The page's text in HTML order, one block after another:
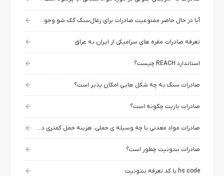
آیا در حال حاضر ممنوعیت صادرات برای زغال‌سنگ کک شو وجود دارد؟
تعرفه صادرات مقره های سرامیکی از ایران به عراق
استاندارد REACH چیست؟
صادرات سنگ به چه شکل هایی امکان پذیر است؟
صادرات باریت چگونه است؟
صادرات مواد معدنی با چه وسیله ی حملی، هزینه حمل کمتری دارد؟
صادرات بنتونیت چطور است؟
hs code یا کد تعرفه بنتونیت